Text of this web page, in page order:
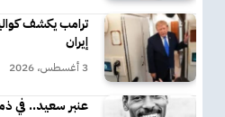
ترامب يكشف
إيران
3 أغسطس، 2026
عنبر سعيد.. في